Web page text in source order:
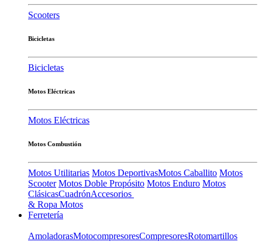
Scooters
Bicicletas
Bicicletas
Motos Eléctricas
Motos Eléctricas
Motos Combustión
Motos Utilitarias Motos DeportivasMotos Caballito Motos
Scooter Motos Doble Propósito Motos Enduro Motos
ClásicasCuadrónAccesorios
& Ropa Motos
Ferretería
AmoladorasMotocompresoresCompresoresRotomartillos